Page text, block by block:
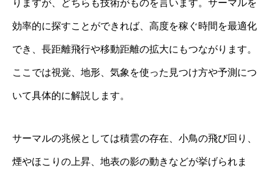
りますが、どちらも技術がものを言います。サーマルを
効率的に探すことができれば、高度を稼ぐ時間を最適化
でき、長距離飛行や移動距離の拡大にもつながります。
ここでは視覚、地形、気象を使った見つけ方や予測につ
いて具体的に解説します。
サーマルの兆候としては積雲の存在、小鳥の飛び回り、
煙やほこりの上昇、地表の影の動きなどが挙げられま